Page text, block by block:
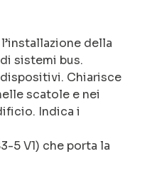
della
sistemi bus.
Chiarisce
scatole e nei
Indica i
5 V1) che porta la